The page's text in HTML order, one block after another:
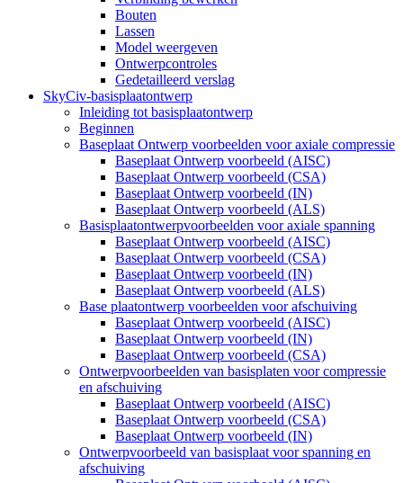
Bouten
Lassen
Model weergeven
Ontwerpcontroles
Gedetailleerd verslag
SkyCiv-basisplaatontwerp
Inleiding tot basisplaatontwerp
Beginnen
Baseplaat Ontwerp voorbeelden voor axiale compressie
Baseplaat Ontwerp voorbeeld (AISC)
Baseplaat Ontwerp voorbeeld (CSA)
Baseplaat Ontwerp voorbeeld (IN)
Baseplaat Ontwerp voorbeeld (ALS)
Basisplaatontwerpvoorbeelden voor axiale spanning
Baseplaat Ontwerp voorbeeld (AISC)
Baseplaat Ontwerp voorbeeld (CSA)
Baseplaat Ontwerp voorbeeld (IN)
Baseplaat Ontwerp voorbeeld (ALS)
Base plaatontwerp voorbeelden voor afschuiving
Baseplaat Ontwerp voorbeeld (AISC)
Baseplaat Ontwerp voorbeeld (IN)
Baseplaat Ontwerp voorbeeld (CSA)
Ontwerpvoorbeelden van basisplaten voor compressie
en afschuiving
Baseplaat Ontwerp voorbeeld (AISC)
Baseplaat Ontwerp voorbeeld (CSA)
Baseplaat Ontwerp voorbeeld (IN)
Ontwerpvoorbeeld van basisplaat voor spanning en
afschuiving